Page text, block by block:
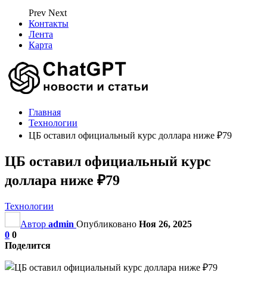
Prev Next
Контакты
Лента
Карта
Главная
Технологии
ЦБ оставил официальный курс доллара ниже ₽79
ЦБ оставил официальный курс
доллара ниже ₽79
Технологии
Автор admin Опубликовано Ноя 26, 2025
0 0
Поделится